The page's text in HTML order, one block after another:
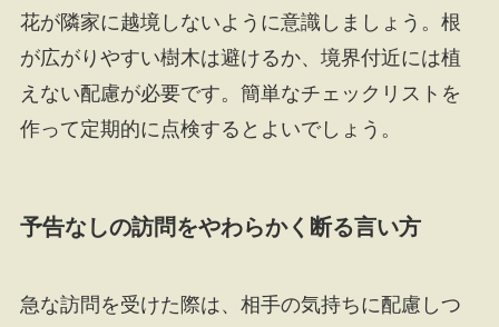
花が隣家に越境しないように意識しましょう。根
が広がりやすい樹木は避けるか、境界付近には植
えない配慮が必要です。簡単なチェックリストを
作って定期的に点検するとよいでしょう。
予告なしの訪問をやわらかく断る言い方
急な訪問を受けた際は、相手の気持ちに配慮しつ